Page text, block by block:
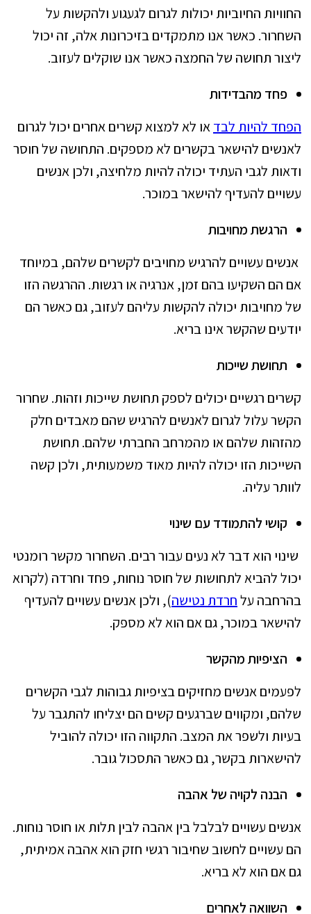
החוויות החיוביות יכולות לגרום לגעגוע ולהקשות על
השחרור. כאשר אנו מתמקדים בזיכרונות אלה, זה יכול
ליצור תחושה של החמצה כאשר אנו שוקלים לעזוב.
פחד מהבדידות
הפחד להיות לבדאו לא למצוא קשרים אחרים יכול לגרום
לאנשים להישאר בקשרים לא מספקים. התחושה של חוסר
ודאות לגבי העתיד יכולה להיות מלחיצה, ולכן אנשים
עשויים להעדיף להישאר במוכר.
הרגשת מחויבות
אנשים עשויים להרגיש מחויבים לקשרים שלהם, במיוחד
אם הם השקיעו בהם זמן, אנרגיה או רגשות. ההרגשה הזו
של מחויבות יכולה להקשות עליהם לעזוב, גם כאשר הם
יודעים שהקשר אינו בריא.
תחושת שייכות
קשרים רגשיים יכולים לספק תחושת שייכות וזהות. שחרור
הקשר עלול לגרום לאנשים להרגיש שהם מאבדים חלק
מהזהות שלהם או מהמרחב החברתי שלהם. תחושת
השייכות הזו יכולה להיות מאוד משמעותית, ולכן קשה
לוותר עליה.
קושי להתמודד עם שינוי
שינוי הוא דבר לא נעים עבור רבים. השחרור מקשר רומנטי
יכול להביא לתחושות של חוסר נוחות, פחד וחרדה (לקרוא
בהרחבה עלחרדת נטישה), ולכן אנשים עשויים להעדיף
להישאר במוכר, גם אם הוא לא מספק.
הציפיות מהקשר
לפעמים אנשים מחזיקים בציפיות גבוהות לגבי הקשרים
שלהם, ומקווים שברגעים קשים הם יצליחו להתגבר על
בעיות ולשפר את המצב. התקווה הזו יכולה להוביל
להישארות בקשר, גם כאשר התסכול גובר.
הבנה לקויה של אהבה
אנשים עשויים לבלבל בין אהבה לבין תלות או חוסר נוחות.
הם עשויים לחשוב שחיבור רגשי חזק הוא אהבה אמיתית,
גם אם הוא לא בריא.
השוואה לאחרים